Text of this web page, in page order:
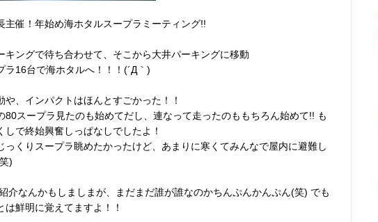
主催！年始め海ホタルスープラミーティング!!
キングで待ち合わせて、そこから大井パーキングに移動
ラ16台で海ホタルへ！！！(´Д｀)
や、インパクトはほんとすごかった！！
80スープラ見たのも始めてだし、連なって走ったのももちろん始めて!! も
しで終始興奮しっぱなしでしたよ！
っくりスープラ眺めたかったけど、あまりに寒くてみんなで屋内に避難し
)
介なんかもしましまが、まだまだ誰が誰なのかちんぷんかんぷん(笑) でも
は鮮明に覚えてますよ！！